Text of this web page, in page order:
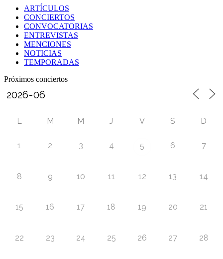
ARTÍCULOS
CONCIERTOS
CONVOCATORIAS
ENTREVISTAS
MENCIONES
NOTICIAS
TEMPORADAS
Próximos conciertos
L M M J V S D
1 2 3 4 5 6 7
8 9 10 11 12 13 14
15 16 17 18 19 20 21
22 23 24 25 26 27 28